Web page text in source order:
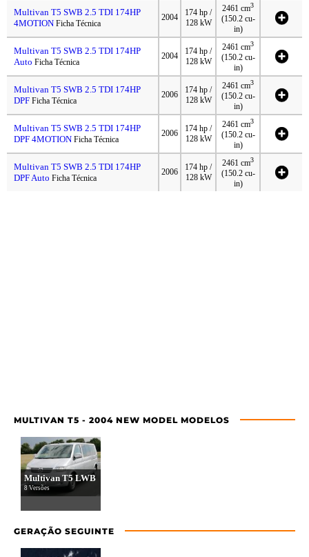
Multivan T5 SWB 2.5 TDI 174HP
4MOTION Ficha Técnica
2004
174 hp /
128 kW
2461 cm3
(150.2 cu-
in)
Multivan T5 SWB 2.5 TDI 174HP
Auto Ficha Técnica
2004
174 hp /
128 kW
2461 cm3
(150.2 cu-
in)
Multivan T5 SWB 2.5 TDI 174HP
DPF Ficha Técnica
2006
174 hp /
128 kW
2461 cm3
(150.2 cu-
in)
Multivan T5 SWB 2.5 TDI 174HP
DPF 4MOTION Ficha Técnica
2006
174 hp /
128 kW
2461 cm3
(150.2 cu-
in)
Multivan T5 SWB 2.5 TDI 174HP
DPF Auto Ficha Técnica
2006
174 hp /
128 kW
2461 cm3
(150.2 cu-
in)
MULTIVAN T5 - 2004 NEW MODEL MODELOS
Multivan T5 LWB
8 Versões
GERAÇÃO SEGUINTE